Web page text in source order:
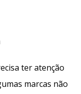
ter atenção
marcas não